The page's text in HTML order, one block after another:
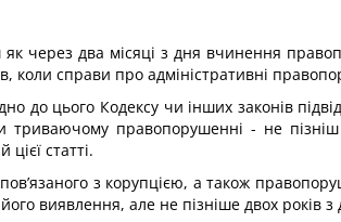
як через два місяці з дня вчинення
справи про адміністративні
до цього Кодексу чи інших законів
правопорушенні - не
статті.
з корупцією, а також
виявлення, але не пізніше двох років